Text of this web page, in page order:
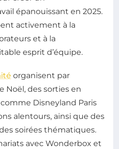
épanouissant en 2025.
activement à la
et à la
esprit d’équipe.
organisent par
Noël, des sorties en
Disneyland Paris
alentours, ainsi que des
soirées thématiques.
avec Wonderbox et